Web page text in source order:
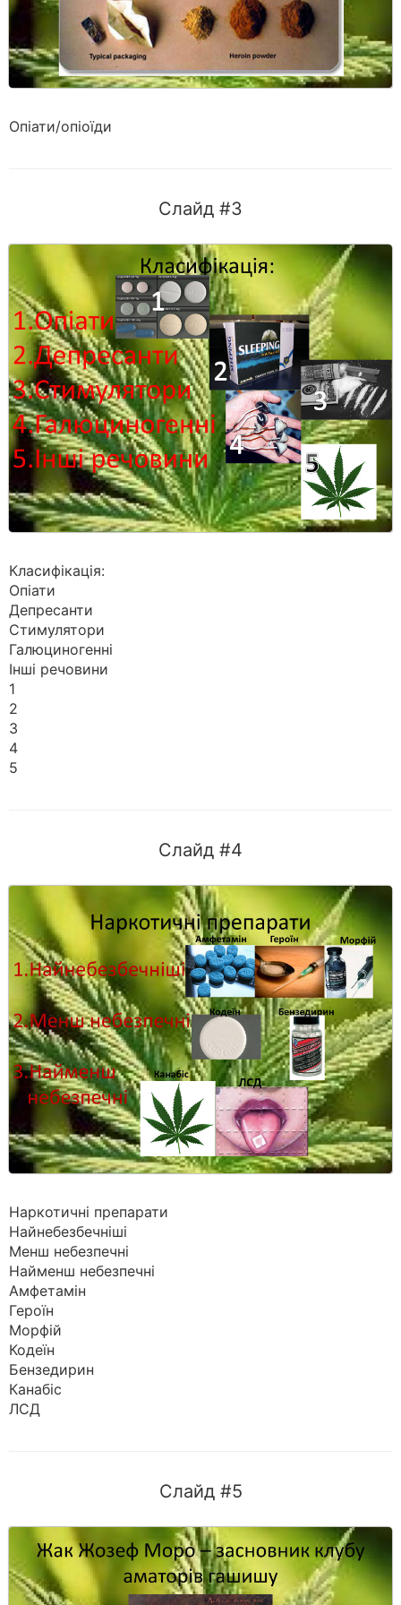
Опіати/опіоїди
Слайд #3
Класифікація:
Опіати
Депресанти
Стимулятори
Галюциногенні
Інші речовини
1
2
3
4
5
Слайд #4
Наркотичні препарати
Найнебезбечніші
Менш небезпечні
Найменш небезпечні
Амфетамін
Героїн
Морфій
Кодеїн
Бензедирин
Канабіс
ЛСД
Слайд #5